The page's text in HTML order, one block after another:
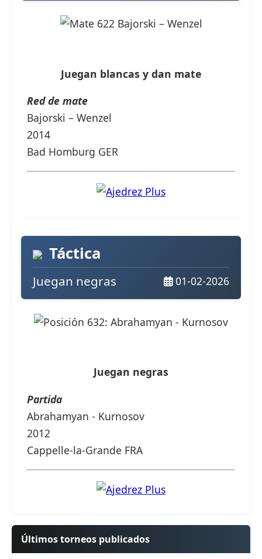
Juegan blancas y dan mate
Red de mate
Bajorski – Wenzel
2014
Bad Homburg GER
Táctica
Juegan negras 01-02-2026
Juegan negras
Partida
Abrahamyan - Kurnosov
2012
Cappelle-la-Grande FRA
Últimos torneos publicados